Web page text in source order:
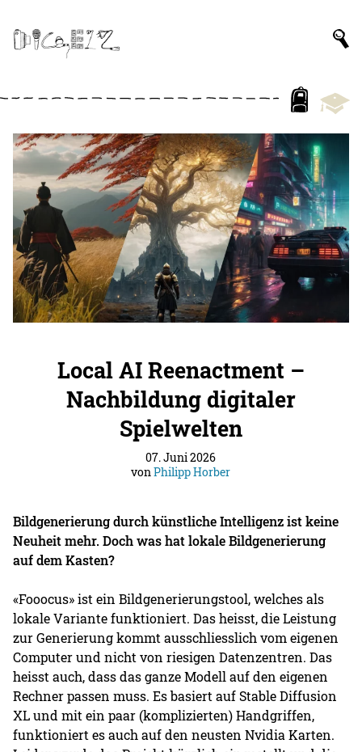
Local AI Reenactment –
Nachbildung digitaler
Spielwelten
07. Juni 2026
vonPhilipp Horber
Bildgenerierung durch künstliche Intelligenz ist keine
Neuheit mehr. Doch was hat lokale Bildgenerierung
auf dem Kasten?
«Fooocus» ist ein Bildgenerierungstool, welches als
lokale Variante funktioniert. Das heisst, die Leistung
zur Generierung kommt ausschliesslich vom eigenen
Computer und nicht von riesigen Datenzentren. Das
heisst auch, dass das ganze Modell auf den eigenen
Rechner passen muss. Es basiert auf Stable Diffusion
XL und mit ein paar (komplizierten) Handgriffen,
funktioniert es auch auf den neusten Nvidia Karten.